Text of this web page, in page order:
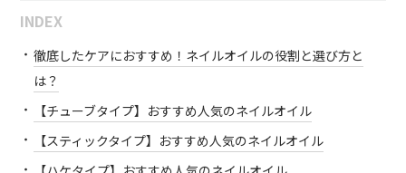
INDEX
徹底したケアにおすすめ！ネイルオイルの役割と選び方と
は？
【チューブタイプ】おすすめ人気のネイルオイル
【スティックタイプ】おすすめ人気のネイルオイル